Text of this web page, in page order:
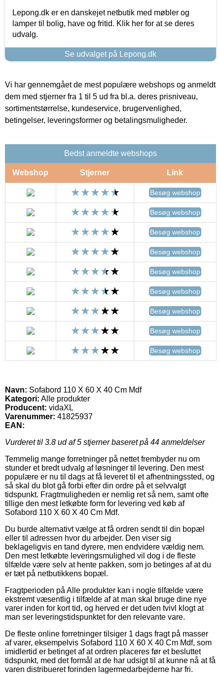
Lepong.dk er en danskejet netbutik med møbler og
lamper til bolig, have og fritid. Klik her for at se deres
udvalg.
Se udvalget på Lepong.dk
Vi har gennemgået de mest populære webshops og anmeldt
dem med stjerner fra 1 til 5 ud fra bl.a. deres prisniveau,
sortimentstørrelse, kundeservice, brugervenlighed,
betingelser, leveringsformer og betalingsmuligheder.
Bedst anmeldte webshops
Webshop Stjerner Link
Besøg webshop
Besøg webshop
Besøg webshop
Besøg webshop
Besøg webshop
Besøg webshop
Besøg webshop
Besøg webshop
Besøg webshop
Navn: Sofabord 110 X 60 X 40 Cm Mdf
Kategori: Alle produkter
Producent: vidaXL
Varenummer: 41825937
EAN:
Vurderet til 3.8 ud af 5 stjerner baseret på 44 anmeldelser
Temmelig mange forretninger på nettet frembyder nu om
stunder et bredt udvalg af løsninger til levering. Den mest
populære er nu til dags at få leveret til et afhentningssted, og
så skal du blot gå forbi efter din ordre på et selvvalgt
tidspunkt. Fragtmuligheden er nemlig ret så nem, samt ofte
tillige den mest letkøbte form for levering ved køb af
Sofabord 110 X 60 X 40 Cm Mdf.
Du burde alternativt vælge at få ordren sendt til din bopæl
eller til adressen hvor du arbejder. Den viser sig
beklageligvis en tand dyrere, men endvidere vældig nem.
Den mest letkøbte leveringsmulighed vil dog i de fleste
tilfælde være selv at hente pakken, som jo betinges af at du
er tæt på netbutikkens bopæl.
Fragtperioden på Alle produkter kan i nogle tilfælde være
ekstremt væsentlig i tilfælde af at man skal bruge dine nye
varer inden for kort tid, og herved er det uden tvivl klogt at
man ser leveringstidspunktet for den relevante vare.
De fleste online forretninger tilsiger 1 dags fragt på masser
af varer, eksempelvis Sofabord 110 X 60 X 40 Cm Mdf, som
imidlertid er betinget af at ordren placeres før et besluttet
tidspunkt, med det formål at de har udsigt til at kunne nå at få
varen distribueret forinden lagermedarbejderne har fri.